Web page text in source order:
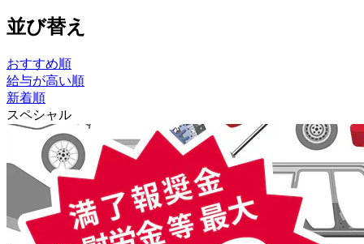
並び替え
おすすめ順
給与が高い順
新着順
スペシャル